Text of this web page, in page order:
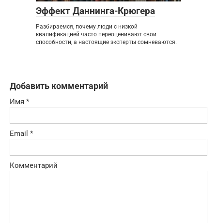
Эффект Даннинга-Крюгера
Разбираемся, почему люди с низкой
квалификацией часто переоценивают свои
способности, а настоящие эксперты сомневаются.
Добавить комментарий
Имя *
Email *
Комментарий